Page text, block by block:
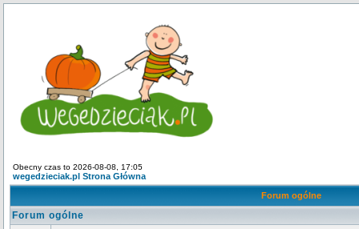
Obecny czas to 2026-08-08, 17:05
wegedzieciak.pl Strona Główna
Forum ogólne
Forum ogólne